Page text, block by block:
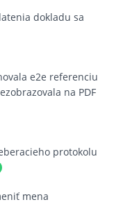
dokladu sa
e2e referenciu
na PDF
protokolu
mena